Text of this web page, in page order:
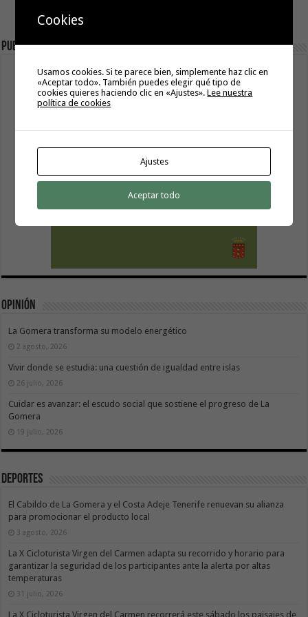
Publicidad
Opinión
La Gomera transforma su modelo energético
2 agosto, 2026
Vivir donde se estudia: una cuestión de igualdad entre islas
26 julio, 2026
Cuidar es avanzar: el escudo social que sostiene el progreso de La
Gomera
19 julio, 2026
Deportes
El Cabildo de La Gomera y el Costa Adeje Tenerife renuevan su alianza
para promocionar el producto local
3 agosto, 2026
La X Cicloturista Virgen del Carmen adapta su recorrido y horario para
garantizar la seguridad de los participantes ante la alerta por altas
temperaturas
31 julio, 2026
La X Cicloturista Virgen del Carmen recorrerá este sábado los paisajes de
Cookies
Usamos cookies. Si te parece bien, simplemente haz clic en
«Aceptar todo». También puedes elegir qué tipo de
cookies quieres haciendo clic en «Ajustes».Lee nuestra
política de cookies
Ajustes
Aceptar todo